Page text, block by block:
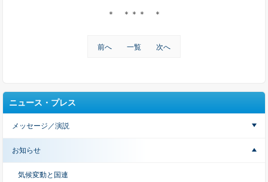
＊ ＊＊＊ ＊
前へ 一覧 次へ
ニュース・プレス
メッセージ／演説
お知らせ
気候変動と国連